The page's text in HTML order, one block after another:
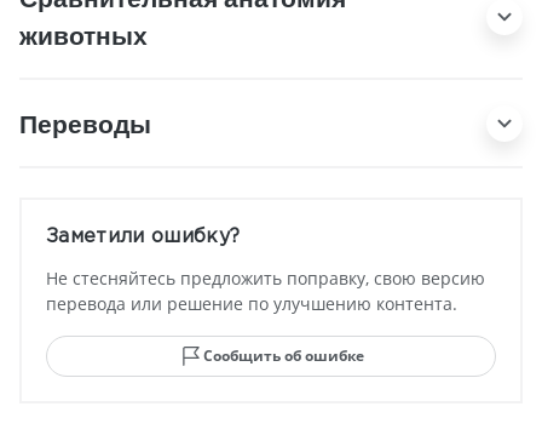
животных
Переводы
Заметили ошибку?
Не стесняйтесь предложить поправку, свою версию
перевода или решение по улучшению контента.
Сообщить об ошибке